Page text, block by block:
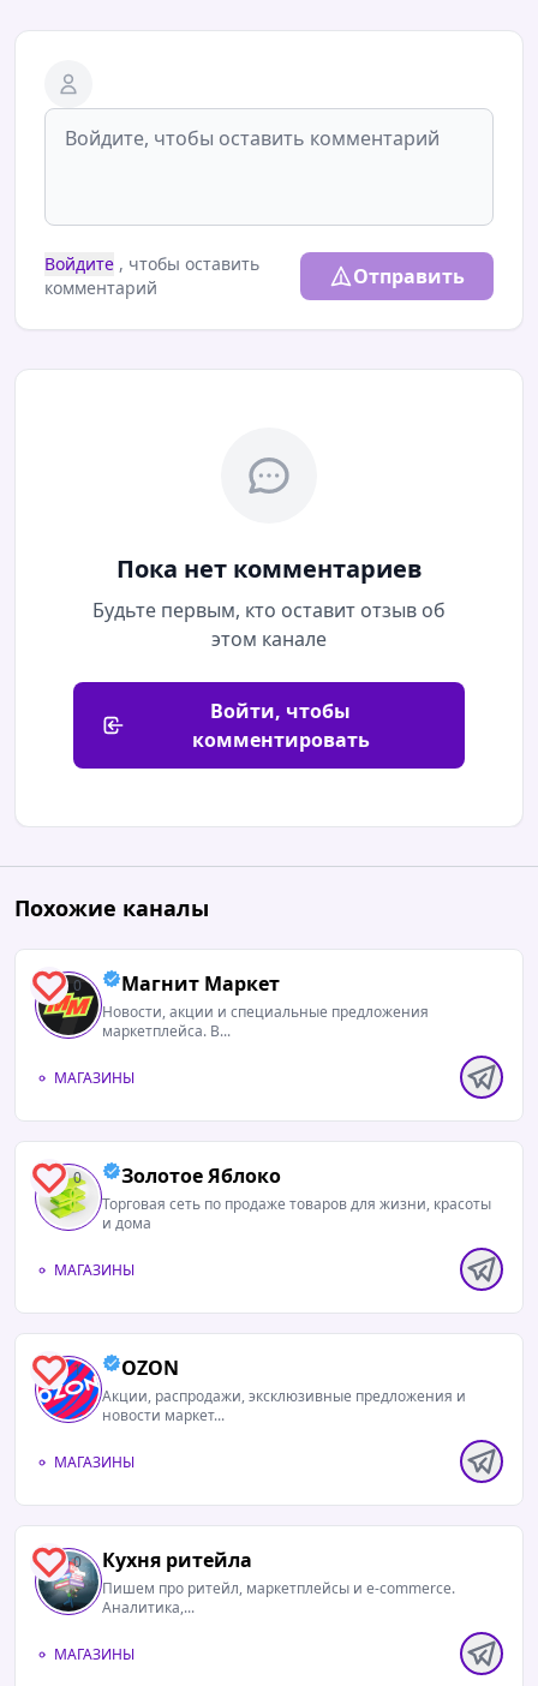
Войдите , чтобы оставить
комментарий
Отправить
Пока нет комментариев
Будьте первым, кто оставит отзыв об
этом канале
Войти, чтобы
комментировать
Похожие каналы
0 Магнит Маркет
Новости, акции и специальные предложения
маркетплейса. В...
МАГАЗИНЫ
0 Золотое Яблоко
Торговая сеть по продаже товаров для жизни, красоты
и дома
МАГАЗИНЫ
1 OZON
Акции, распродажи, эксклюзивные предложения и
новости маркет...
МАГАЗИНЫ
0 Кухня ритейла
Пишем про ритейл, маркетплейсы и e-commerce.
Аналитика,...
МАГАЗИНЫ